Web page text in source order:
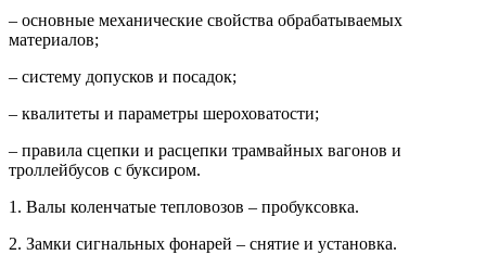
– основные механические свойства обрабатываемых
материалов;
– систему допусков и посадок;
– квалитеты и параметры шероховатости;
– правила сцепки и расцепки трамвайных вагонов и
троллейбусов с буксиром.
1. Валы коленчатые тепловозов – пробуксовка.
2. Замки сигнальных фонарей – снятие и установка.